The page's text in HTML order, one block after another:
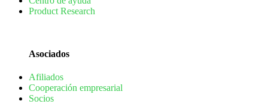
Product Research
Asociados
Afiliados
Cooperación empresarial
Socios